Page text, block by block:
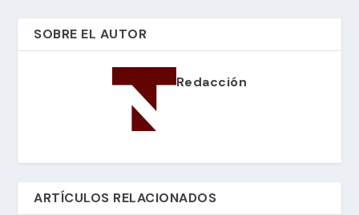
SOBRE EL AUTOR
Redacción
ARTÍCULOS RELACIONADOS